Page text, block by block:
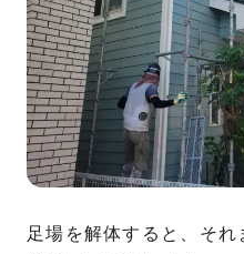
足場を解体すると、そ